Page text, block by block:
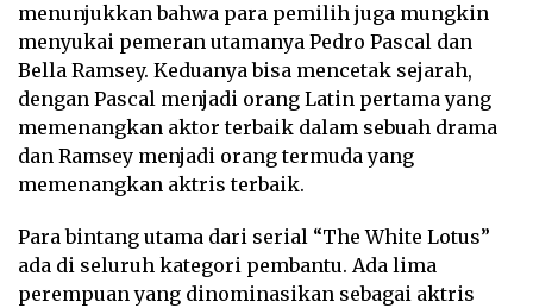
menunjukkan bahwa para pemilih juga mungkin
menyukai pemeran utamanya Pedro Pascal dan
Bella Ramsey. Keduanya bisa mencetak sejarah,
dengan Pascal menjadi orang Latin pertama yang
memenangkan aktor terbaik dalam sebuah drama
dan Ramsey menjadi orang termuda yang
memenangkan aktris terbaik.
Para bintang utama dari serial “The White Lotus”
ada di seluruh kategori pembantu. Ada lima
perempuan yang dinominasikan sebagai aktris